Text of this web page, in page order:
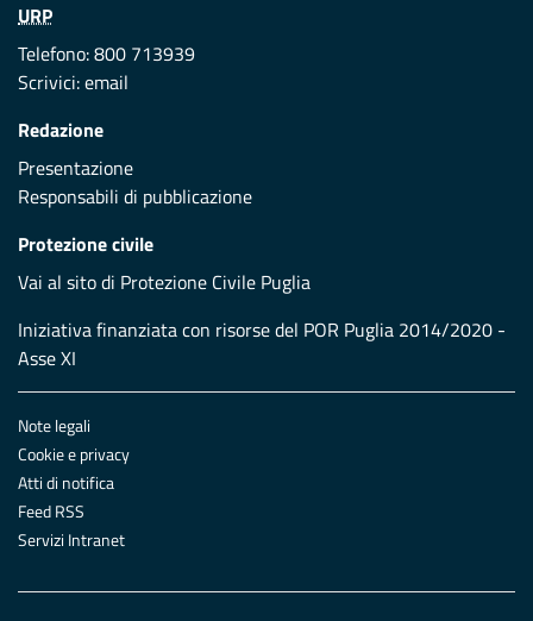
URP
Telefono: 800 713939
Scrivici:email
Redazione
Presentazione
Responsabili di pubblicazione
Protezione civile
Vai al sito di Protezione Civile Puglia
Iniziativa finanziata con risorse del POR Puglia 2014/2020 -
Asse XI
Note legali
Cookie e privacy
Atti di notifica
Feed RSS
Servizi Intranet